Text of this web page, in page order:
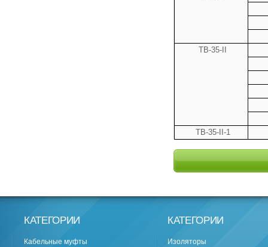
ТВ-35-II
ТВ-35-II-1
КАТЕГОРИИ
Кабельные муфты
КАТЕГОРИИ
Изоляторы